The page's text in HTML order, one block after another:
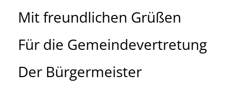
Mit freundlichen Grüßen
Für die Gemeindevertretung
Der Bürgermeister